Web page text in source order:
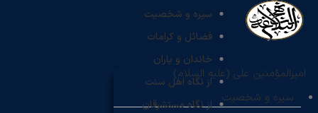
سیره و شخصیت
فضائل و کرامات
خاندان و یاران
از نگاه اهل سنت
از نگاه مستشرقان
امیرالمؤمنین علی (علیه السلام)
سیره و شخصیت